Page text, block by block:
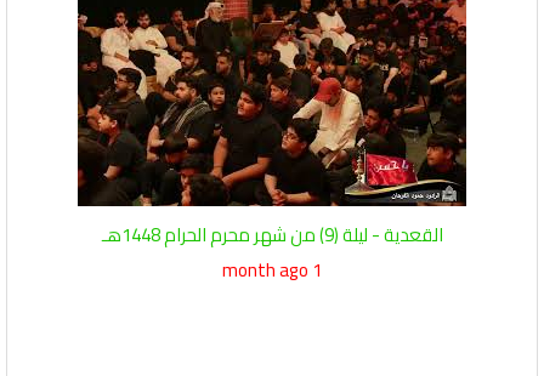
القعدية - ليلة (9) من شهر محرم الحرام 1448هـ
1 month ago